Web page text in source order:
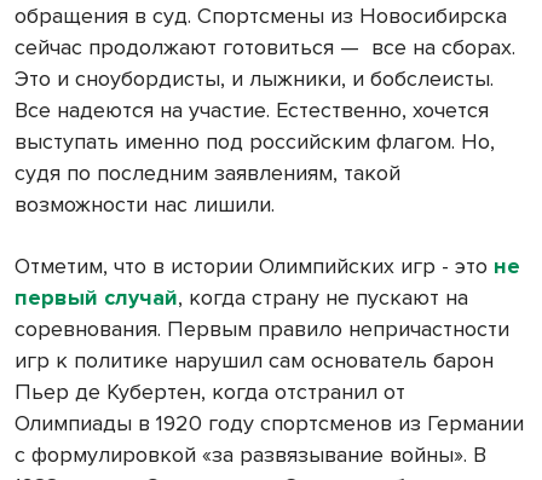
обращения в суд. Спортсмены из Новосибирска
сейчас продолжают готовиться — все на сборах.
Это и сноубордисты, и лыжники, и бобслеисты.
Все надеются на участие. Естественно, хочется
выступать именно под российским флагом. Но,
судя по последним заявлениям, такой
возможности нас лишили.
Отметим, что в истории Олимпийских игр - это не
первый случай, когда страну не пускают на
соревнования. Первым правило непричастности
игр к политике нарушил сам основатель барон
Пьер де Кубертен, когда отстранил от
Олимпиады в 1920 году спортсменов из Германии
с формулировкой «за развязывание войны». В